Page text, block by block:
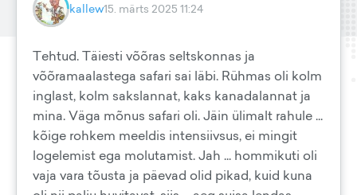
kallew15. märts 2025 11:24
Tehtud. Täiesti võõras seltskonnas ja
võõramaalastega safari sai läbi. Rühmas oli kolm
inglast, kolm sakslannat, kaks kanadalannat ja
mina. Väga mõnus safari oli. Jäin ülimalt rahule ...
kõige rohkem meeldis intensiivsus, ei mingit
logelemist ega molutamist. Jah ... hommikuti oli
vaja vara tõusta ja päevad olid pikad, kuid kuna